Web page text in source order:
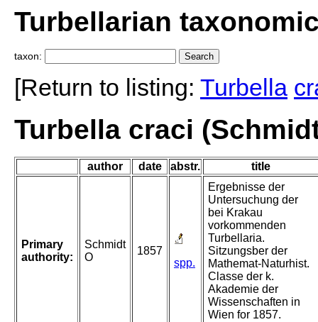
Turbellarian
taxon:
[Return to listing: Turbella
Turbella craci
author date abstr. title
Primary
authority:
Schmidt
O
1857
spp.
Ergebnisse der
Untersuchung der
bei Krakau
vorkommenden
Turbellaria.
Sitzungsber der
Mathemat-Naturhist.
Classe der k.
Akademie der
Wissenschaften in
Wien for 1857.